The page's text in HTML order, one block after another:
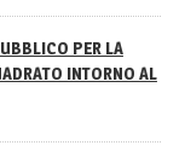
PER LA
INTORNO AL